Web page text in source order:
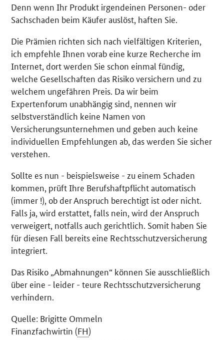
Denn wenn Ihr Produkt irgendeinen Personen- oder
Sachschaden beim Käufer auslöst, haften Sie.
Die Prämien richten sich nach vielfältigen Kriterien,
ich empfehle Ihnen vorab eine kurze Recherche im
Internet, dort werden Sie schon einmal fündig,
welche Gesellschaften das Risiko versichern und zu
welchem ungefähren Preis. Da wir beim
Expertenforum unabhängig sind, nennen wir
selbstverständlich keine Namen von
Versicherungsunternehmen und geben auch keine
individuellen Empfehlungen ab, das werden Sie sicher
verstehen.
Sollte es nun - beispielsweise - zu einem Schaden
kommen, prüft Ihre Berufshaftpflicht automatisch
(immer !), ob der Anspruch berechtigt ist oder nicht.
Falls ja, wird erstattet, falls nein, wird der Anspruch
verweigert, notfalls auch gerichtlich. Somit haben Sie
für diesen Fall bereits eine Rechtsschutzversicherung
integriert.
Das Risiko „Abmahnungen“ können Sie ausschließlich
über eine - leider - teure Rechtsschutzversicherung
verhindern.
Quelle: Brigitte Ommeln
Finanzfachwirtin (FH)